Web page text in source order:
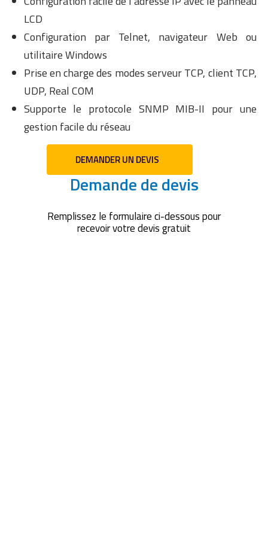
LCD
Configuration par Telnet, navigateur Web ou
utilitaire Windows
Prise en charge des modes serveur TCP, client TCP,
UDP, Real COM
Supporte le protocole SNMP MIB-II pour une
gestion facile du réseau
DEMANDER UN DEVIS
Demande de devis
Remplissez le formulaire ci-dessous pour
recevoir votre devis gratuit